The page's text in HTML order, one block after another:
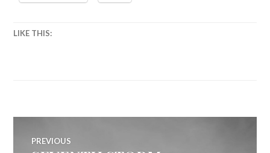
LIKE THIS:
Navegação
PREVIOUS